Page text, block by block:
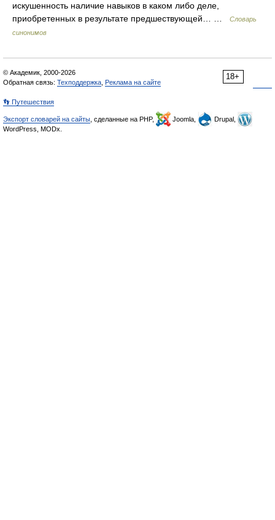
искушенность наличие навыков в каком либо деле,
приобретенных в результате предшествующей… …
Словарь
синонимов
18+
© Академик, 2000-2026
Обратная связь: Техподдержка Реклама на сайте
👣 Путешествия
Экспорт словарей на сайты , сделанные на PHP, Joomla,
Drupal,
WordPress, MODx.